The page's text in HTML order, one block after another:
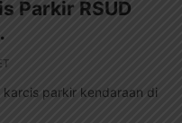
Parkir RSUD
parkir kendaraan di